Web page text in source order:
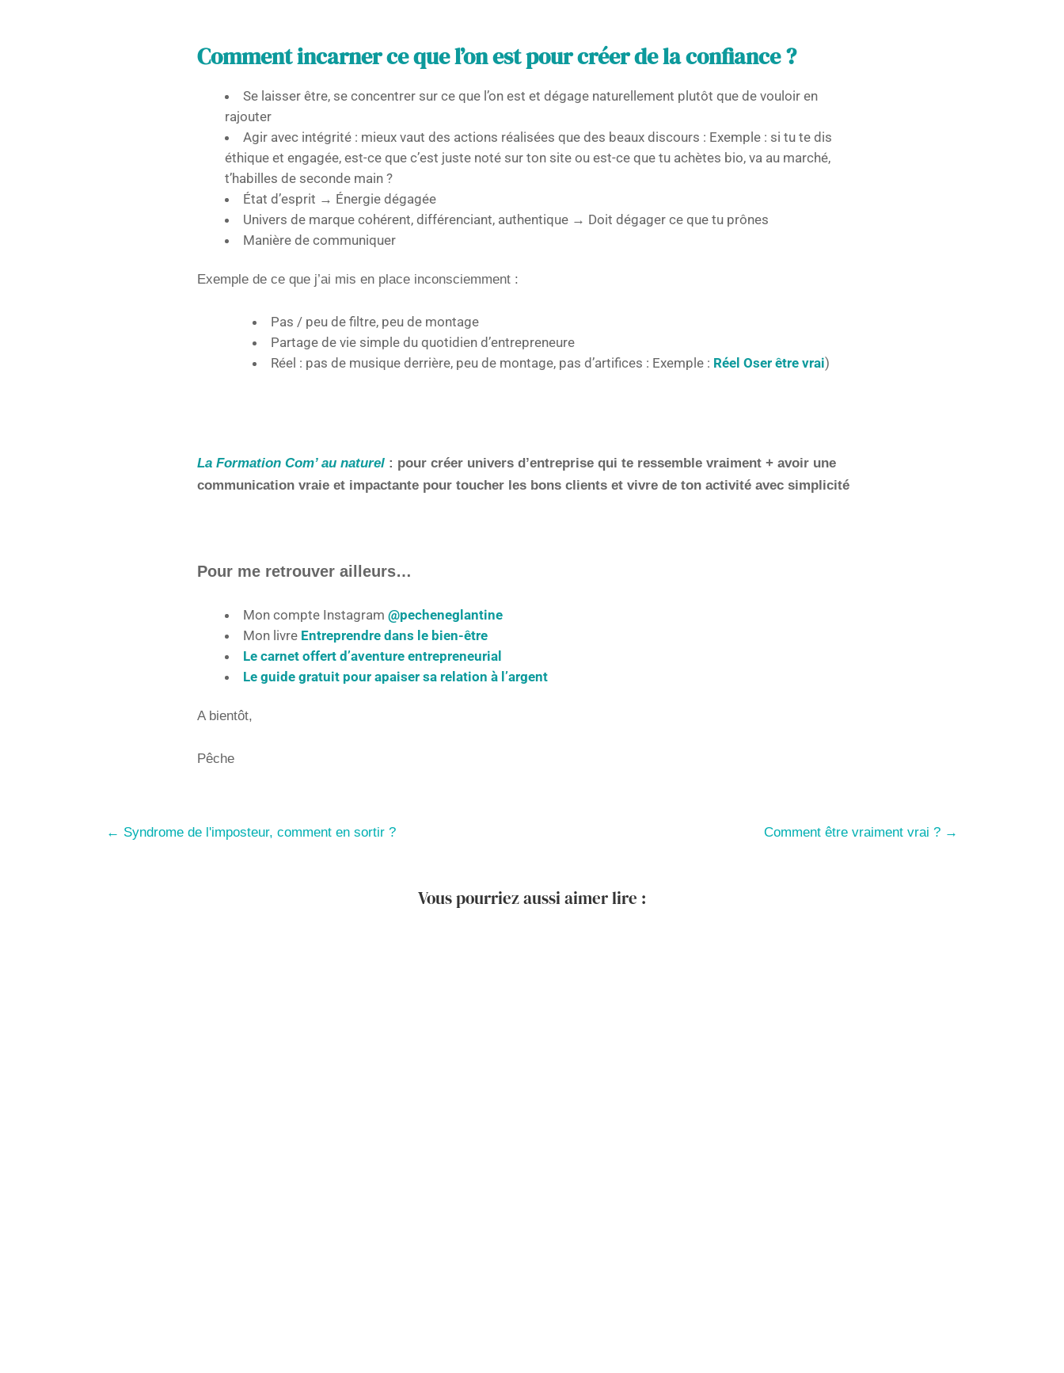
Comment incarner ce que l’on est pour créer de la confiance ?
Se laisser être, se concentrer sur ce que l’on est et dégage naturellement plutôt que de vouloir en
rajouter
Agir avec intégrité : mieux vaut des actions réalisées que des beaux discours : Exemple : si tu te dis
éthique et engagée, est-ce que c’est juste noté sur ton site ou est-ce que tu achètes bio, va au marché,
t’habilles de seconde main ?
État d’esprit → Énergie dégagée
Univers de marque cohérent, différenciant, authentique → Doit dégager ce que tu prônes
Manière de communiquer
Exemple de ce que j’ai mis en place inconsciemment :
Pas / peu de filtre, peu de montage
Partage de vie simple du quotidien d’entrepreneure
Réel : pas de musique derrière, peu de montage, pas d’artifices : Exemple : Réel Oser être vrai)
La Formation Com’ au naturel : pour créer univers d’entreprise qui te ressemble vraiment + avoir une
communication vraie et impactante pour toucher les bons clients et vivre de ton activité avec simplicité
Pour me retrouver ailleurs…
Mon compte Instagram @pecheneglantine
Mon livre Entreprendre dans le bien-être
Le carnet offert d’aventure entrepreneurial
Le guide gratuit pour apaiser sa relation à l’argent
A bientôt,
Pêche
← Syndrome de l'imposteur, comment en sortir ? Comment être vraiment vrai ?→
Vous pourriez aussi aimer lire :